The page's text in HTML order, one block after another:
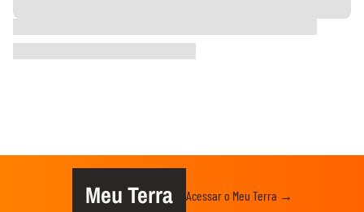
Meu Terra Acessar o Meu Terra →